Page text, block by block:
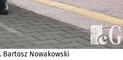
Bartosz Nowakowski